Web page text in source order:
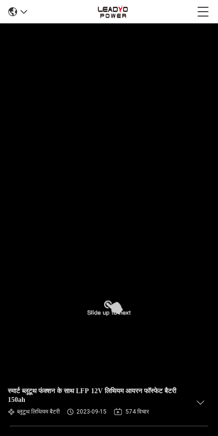
स्मार्ट ब्लूटूथ फंक्शन के साथ LFP 12V लिथियम आयरन फॉस्फेट बैटरी
150ah
ब्लूटूथ लिथियम बैटरी 2023-09-15 574 विचार